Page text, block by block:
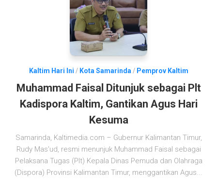
Kaltim Hari Ini / Kota Samarinda / Pemprov Kaltim
Muhammad Faisal Ditunjuk sebagai Plt
Kadispora Kaltim, Gantikan Agus Hari
Kesuma
Samarinda, Kaltimedia.com – Gubernur Kalimantan Timur,
Rudy Mas’ud, resmi menunjuk Muhammad Faisal sebagai
Pelaksana Tugas (Plt) Kepala Dinas Pemuda dan Olahraga
(Dispora) Provinsi Kalimantan Timur, menggantikan Agus...